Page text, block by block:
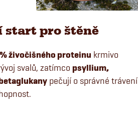
start pro štěně
živočišného proteinu krmivo
svalů, zatímco psyllium,
pečují o správné trávení